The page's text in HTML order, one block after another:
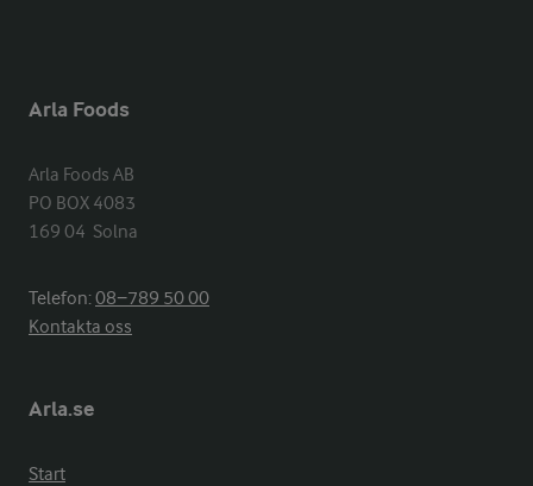
Arla Foods
Arla Foods AB
PO BOX 4083
169 04  Solna
Telefon:08−789 50 00
Kontakta oss
Arla.se
Start